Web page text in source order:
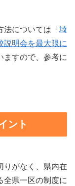
については「 埼
説明会を最大限に
ますので、参考に
ント
りがなく、県内在
全県一区の制度に